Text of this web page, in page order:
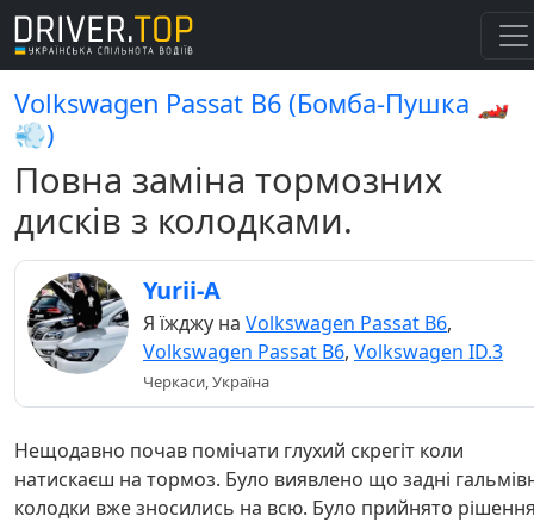
Volkswagen Passat B6 (Бомба-Пушка 🏎️
💨)
Повна заміна тормозних
дисків з колодками.
Yurii-A
Я їжджу на Volkswagen Passat B6,
Volkswagen Passat B6, Volkswagen ID.3
Черкаси, Україна
Нещодавно почав помічати глухий скрегіт коли
натискаєш на тормоз. Було виявлено що задні
колодки вже зносились на всю. Було прийнято